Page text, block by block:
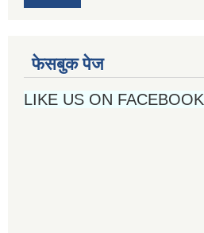
फेसबुक पेज
LIKE US ON FACEBOOK